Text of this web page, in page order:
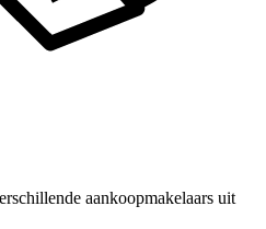
aankoopmakelaars uit